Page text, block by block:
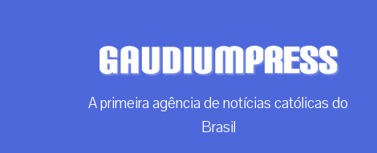
A primeira agência de notícias católicas do
Brasil